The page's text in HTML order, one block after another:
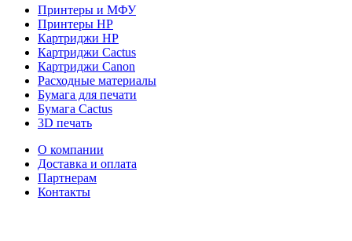
Принтеры и МФУ
Принтеры HP
Картриджи HP
Картриджи Cactus
Картриджи Canon
Расходные материалы
Бумага для печати
Бумага Cactus
3D печать
О компании
Доставка и оплата
Партнерам
Контакты